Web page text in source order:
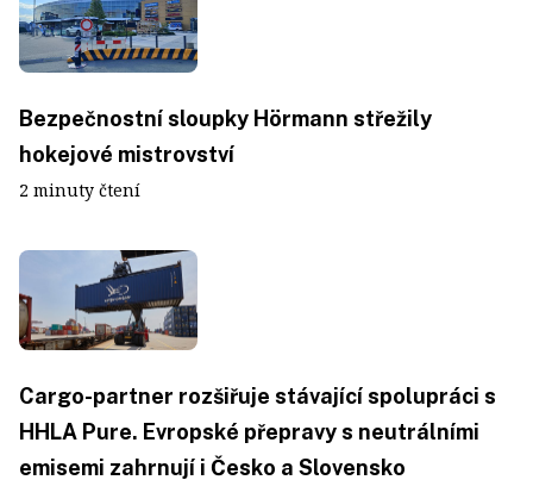
Bezpečnostní sloupky Hörmann střežily
hokejové mistrovství
2 minuty čtení
Cargo-partner rozšiřuje stávající spolupráci s
HHLA Pure. Evropské přepravy s neutrálními
emisemi zahrnují i Česko a Slovensko